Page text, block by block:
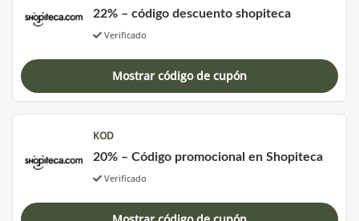
22% – código descuento shopiteca
Verificado
Mostrar código de cupón
KOD
20% – Código promocional en Shopiteca
Verificado